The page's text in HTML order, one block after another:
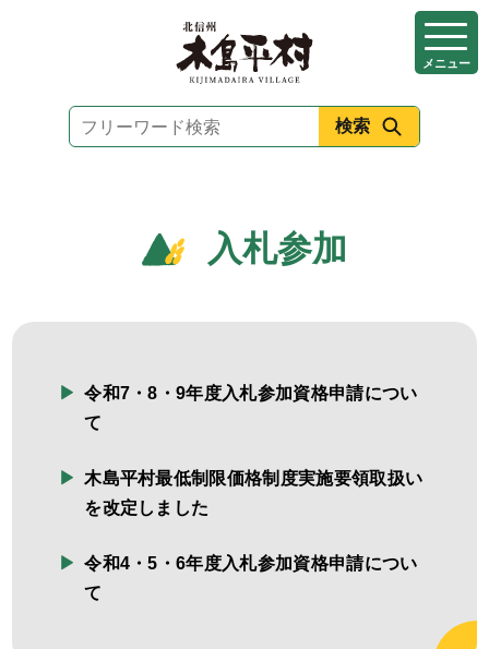
メニュー
入札参加
令和7・8・9年度入札参加資格申請につい
て
木島平村最低制限価格制度実施要領取扱い
を改定しました
令和4・5・6年度入札参加資格申請につい
て